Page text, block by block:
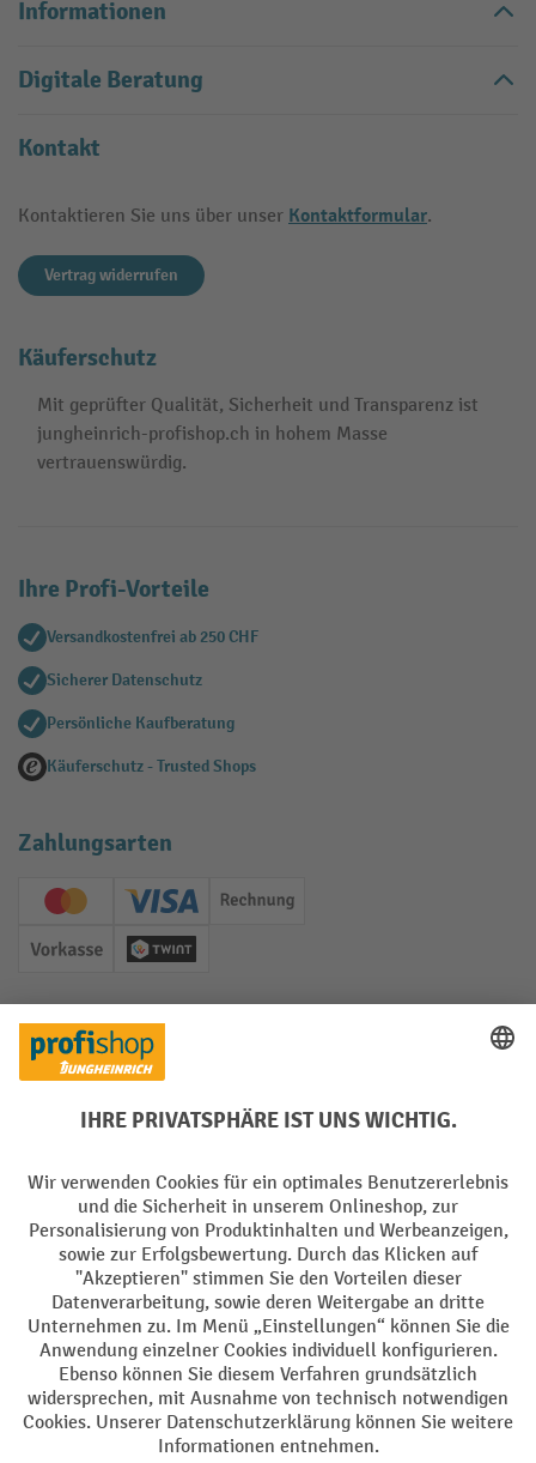
Informationen
Digitale Beratung
Kontakt
Kontaktieren Sie uns über unser Kontaktformular.
Vertrag widerrufen
Käuferschutz
Mit geprüfter Qualität, Sicherheit und Transparenz ist
jungheinrich-profishop.ch in hohem Masse
vertrauenswürdig.
Ihre Profi-Vorteile
Versandkostenfrei ab 250 CHF
Sicherer Datenschutz
Persönliche Kaufberatung
Käuferschutz - Trusted Shops
Zahlungsarten
Creditcard (Master)Creditcard (Visa)
Rechnung
Vorkasse Twint
Soziale Netzwerke
Facebook
YouTube
LinkedInInstagram
Sprachen
DE FR
AGB Impressum Datenschutz Privacy Settings
Alle Preise exkl. gesetzl. Mehrwertsteuer zzgl.Versandkostenund ggf.
Nachnahmegebühren, wenn nicht anders angegeben.
¹ Der Rabatt gilt so lange der Vorrat reicht. Der Rabatt gilt nicht auf